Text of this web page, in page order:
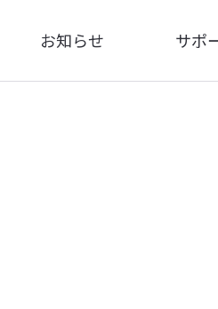
お知らせ
全体
サポ